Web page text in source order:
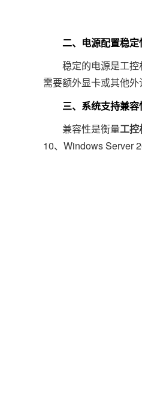
二、电源配置稳定
稳定的电源是工控
需要额外显卡或其他
三、系统支持兼容
兼容性是衡量工控
10、Windows Server